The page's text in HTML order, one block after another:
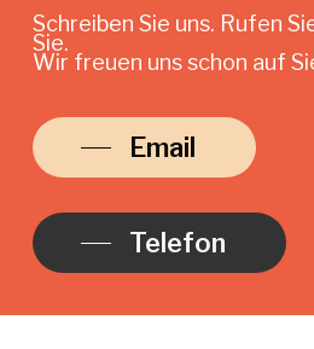
Schreiben Sie uns. Rufen
Sie.
Wir freuen uns schon auf
Email
Telefon